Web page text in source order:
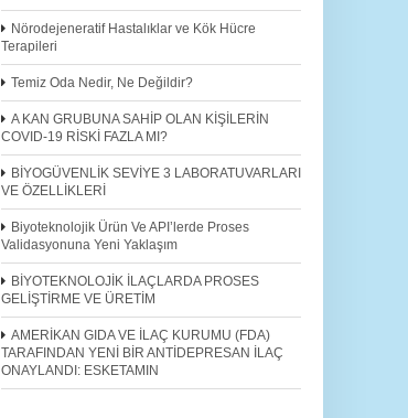
Nörodejeneratif Hastalıklar ve Kök Hücre
Terapileri
Temiz Oda Nedir, Ne Değildir?
A KAN GRUBUNA SAHİP OLAN KİŞİLERİN
COVID-19 RİSKİ FAZLA MI?
BİYOGÜVENLİK SEVİYE 3 LABORATUVARLARI
VE ÖZELLİKLERİ
Biyoteknolojik Ürün Ve API’lerde Proses
Validasyonuna Yeni Yaklaşım
BİYOTEKNOLOJİK İLAÇLARDA PROSES
GELİŞTİRME VE ÜRETİM
AMERİKAN GIDA VE İLAÇ KURUMU (FDA)
TARAFINDAN YENİ BİR ANTİDEPRESAN İLAÇ
ONAYLANDI: ESKETAMIN